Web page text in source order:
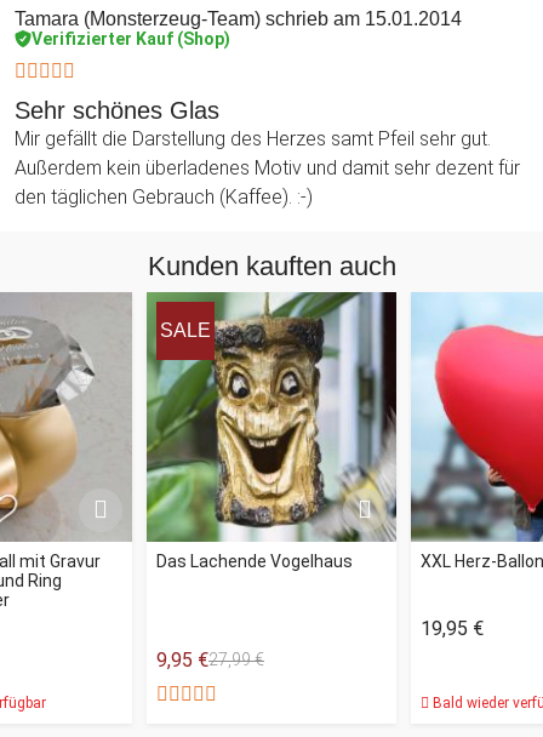
Tamara (Monsterzeug-Team) schrieb am 15.01.2014
Verifizierter Kauf (Shop)
Sehr schönes Glas
Mir gefällt die Darstellung des Herzes samt Pfeil sehr gut.
Außerdem kein überladenes Motiv und damit sehr dezent für
den täglichen Gebrauch (Kaffee). :-)
Kunden kauften auch
mit Gravur
Ring
SALE
Das Lachende Vogelhaus
9,95 €27,99 €
XXL Herz-Ballon
19,95 €
Bald wieder